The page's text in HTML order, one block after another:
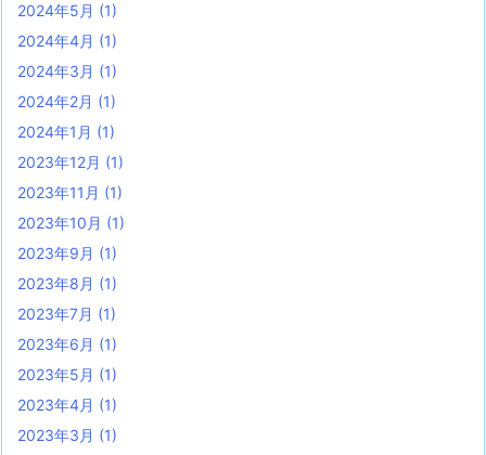
2024年5月 (1)
2024年4月 (1)
2024年3月 (1)
2024年2月 (1)
2024年1月 (1)
2023年12月 (1)
2023年11月 (1)
2023年10月 (1)
2023年9月 (1)
2023年8月 (1)
2023年7月 (1)
2023年6月 (1)
2023年5月 (1)
2023年4月 (1)
2023年3月 (1)